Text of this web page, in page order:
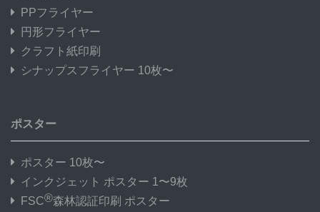
PPフライヤー
円形フライヤー
クラフト紙印刷
シナップスフライヤー 10枚〜
ポスター
ポスター 10枚〜
インクジェット ポスター 1〜9枚
FSC®森林認証印刷 ポスター